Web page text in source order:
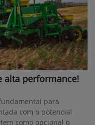
alta performance!
para
com o potencial
como opcional o